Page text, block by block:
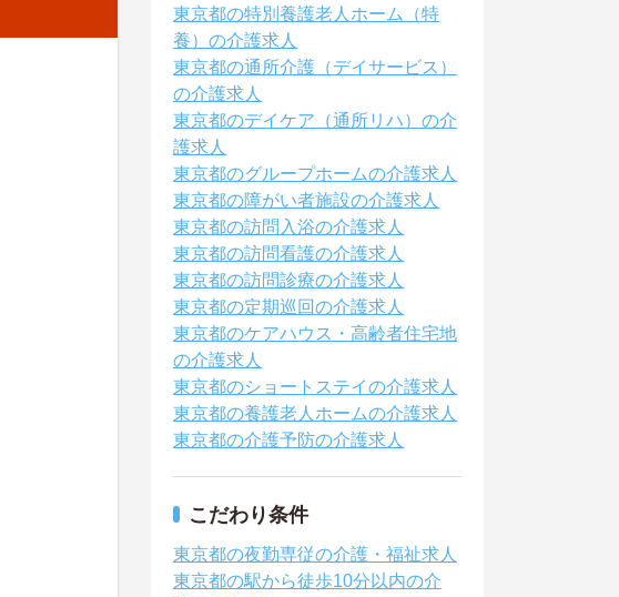
東京都の特別養護老人ホーム（特
養）の介護求人
東京都の通所介護（デイサービス）
の介護求人
東京都のデイケア（通所リハ）の介
護求人
東京都のグループホームの介護求人
東京都の障がい者施設の介護求人
東京都の訪問入浴の介護求人
東京都の訪問看護の介護求人
東京都の訪問診療の介護求人
東京都の定期巡回の介護求人
東京都のケアハウス・高齢者住宅地
の介護求人
東京都のショートステイの介護求人
東京都の養護老人ホームの介護求人
東京都の介護予防の介護求人
こだわり条件
東京都の夜勤専従の介護・福祉求人
東京都の駅から徒歩10分以内の介